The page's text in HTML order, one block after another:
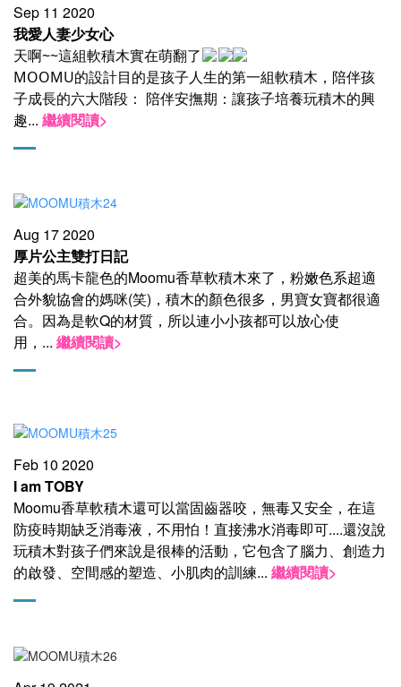
Sep 11 2020
我愛人妻少女心
天啊~~這組軟積木實在萌翻了
MOOMU的設計目的是孩子人生的第一組軟積木，陪伴孩
子成長的六大階段： 陪伴安撫期：讓孩子培養玩積木的興
趣... 繼續閱讀>
Aug 17 2020
厚片公主雙打日記
超美的馬卡龍色的Moomu香草軟積木來了，粉嫩色系超適
合外貌協會的媽咪(笑)，積木的顏色很多，男寶女寶都很適
合。因為是軟Q的材質，所以連小小孩都可以放心使
用， ... 繼續閱讀>
Feb 10 2020
I am TOBY
Moomu香草軟積木還可以當固齒器咬，無毒又安全，在這
防疫時期缺乏消毒液，不用怕！直接沸水消毒即可....還沒說
玩積木對孩子們來說是很棒的活動，它包含了腦力、創造力
的啟發、空間感的塑造、小肌肉的訓練... 繼續閱讀>